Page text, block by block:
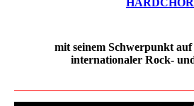
mit seinem Schwerpunkt
internationaler Rock-